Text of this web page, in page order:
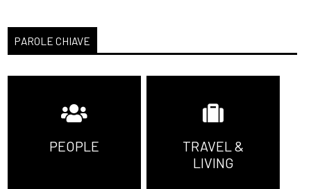
PAROLE CHIAVE
PEOPLE
TRAVEL &
LIVING